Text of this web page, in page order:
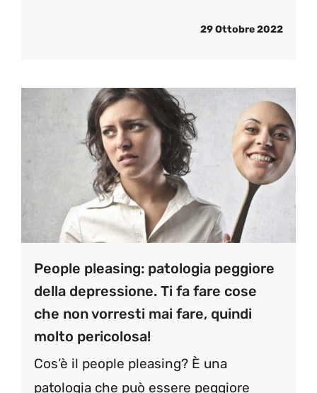
29 Ottobre 2022
People pleasing: patologia peggiore
della depressione. Ti fa fare cose
che non vorresti mai fare, quindi
molto pericolosa!
Cos’è il people pleasing? È una
patologia che può essere peggiore